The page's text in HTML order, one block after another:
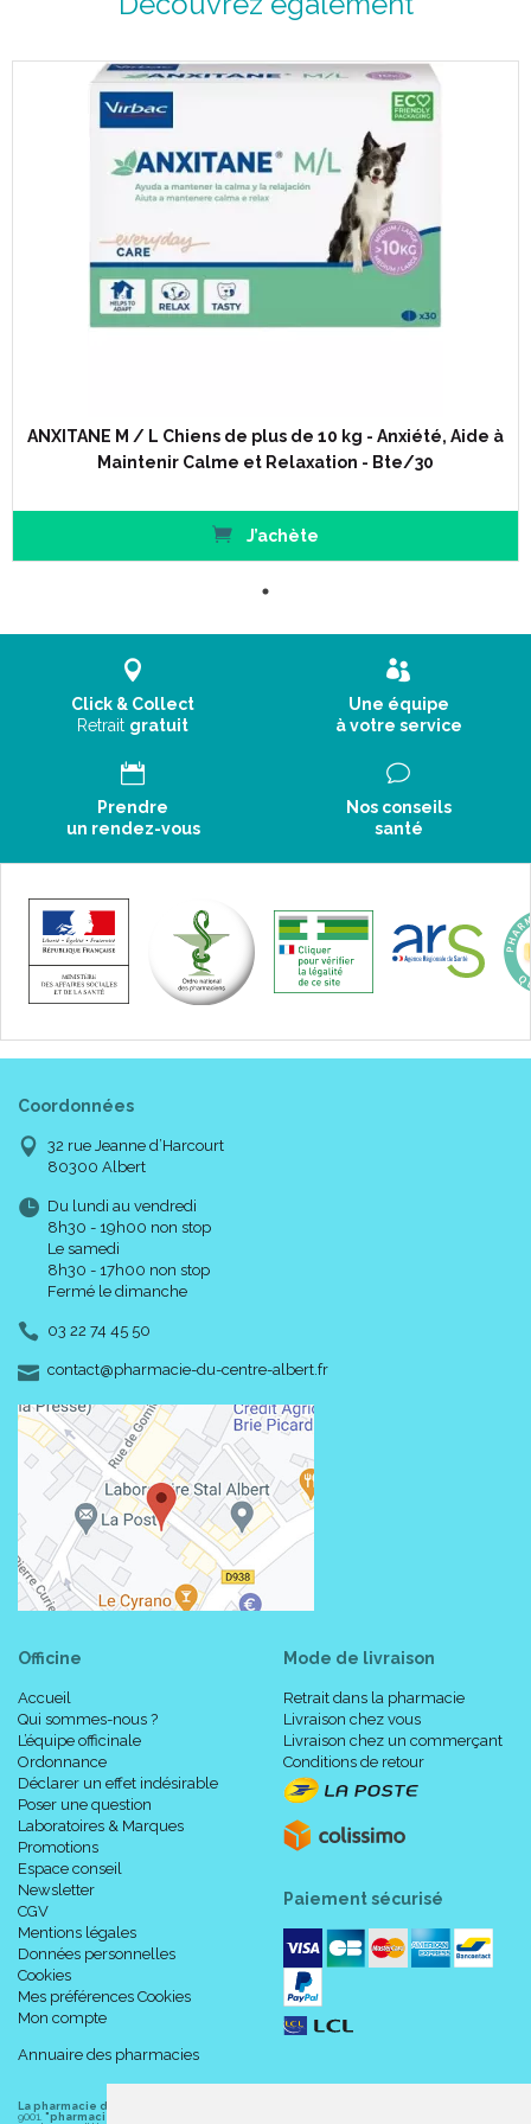
ANXITANE M / L Chiens de plus de 10 kg - Anxiété, Aide à
Maintenir Calme et Relaxation - Bte/30
J’achète
Click & Collect
Retrait gratuit
Une équipe
à votre service
Prendre
un rendez-vous
Nos conseils
santé
Coordonnées
32 rue Jeanne d’Harcourt
80300 Albert
Du lundi au vendredi
8h30 - 19h00 non stop
Le samedi
8h30 - 17h00 non stop
Fermé le dimanche
03 22 74 45 50
contact-
@-
pharmacie-du-centre-albert.fr
Officine
Accueil
Qui sommes-nous ?
L’équipe officinale
Ordonnance
Déclarer un effet indésirable
Poser une question
Laboratoires & Marques
Promotions
Espace conseil
Newsletter
CGV
Mentions légales
Données personnelles
Cookies
Mes préférences Cookies
Mon compte
Annuaire des pharmacies
Mode de livraison
Retrait dans la pharmacie
Livraison chez vous
Livraison chez un commerçant
Conditions de retour
Paiement sécurisé
La pharmacie du centre à Albert
9001. "pharmacie-du-centre-albert.fr "